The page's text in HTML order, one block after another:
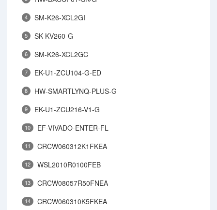
4 SM-K26-XCL2GI
5 SK-KV260-G
6 SM-K26-XCL2GC
7 EK-U1-ZCU104-G-ED
8 HW-SMARTLYNQ-PLUS-G
9 EK-U1-ZCU216-V1-G
10 EF-VIVADO-ENTER-FL
11 CRCW060312K1FKEA
12 WSL2010R0100FEB
13 CRCW08057R50FNEA
14 CRCW060310K5FKEA